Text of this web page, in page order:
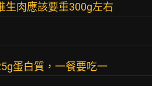
生肉應該要重300g左右
蛋白質，一餐要吃一